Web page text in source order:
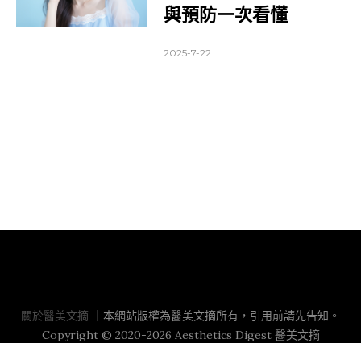
與預防一次看懂
2025-7-22
關於醫美文摘 ｜本網站版權為醫美文摘所有，引用前請先告知。
Copyright © 2020-2026 Aesthetics Digest 醫美文摘